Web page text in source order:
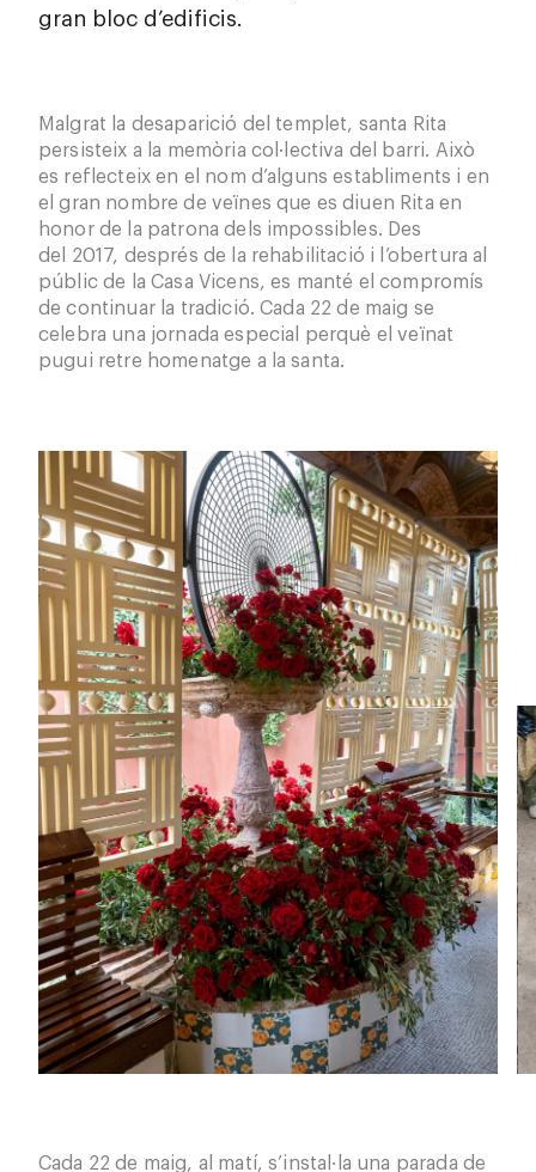
gran bloc d’edificis.
Malgrat la desaparició del templet, santa Rita
persisteix a la memòria col·lectiva del barri. Això
es reflecteix en el nom d’alguns establiments i en
el gran nombre de veïnes que es diuen Rita en
honor de la patrona dels impossibles. Des
del 2017, després de la rehabilitació i l’obertura al
públic de la Casa Vicens, es manté el compromís
de continuar la tradició. Cada 22 de maig se
celebra una jornada especial perquè el veïnat
pugui retre homenatge a la santa.
Cada 22 de maig, al matí, s’instal·la una parada de